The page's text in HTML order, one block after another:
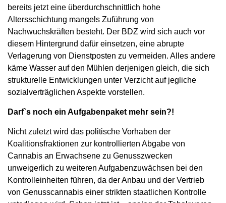
bereits jetzt eine überdurchschnittlich hohe
Altersschichtung mangels Zuführung von
Nachwuchskräften besteht. Der BDZ wird sich auch vor
diesem Hintergrund dafür einsetzen, eine abrupte
Verlagerung von Dienstposten zu vermeiden. Alles andere
käme Wasser auf den Mühlen derjenigen gleich, die sich
strukturelle Entwicklungen unter Verzicht auf jegliche
sozialverträglichen Aspekte vorstellen.
Darf`s noch ein Aufgabenpaket mehr sein?!
Nicht zuletzt wird das politische Vorhaben der
Koalitionsfraktionen zur kontrollierten Abgabe von
Cannabis an Erwachsene zu Genusszwecken
unweigerlich zu weiteren Aufgabenzuwächsen bei den
Kontrolleinheiten führen, da der Anbau und der Vertrieb
von Genusscannabis einer strikten staatlichen Kontrolle